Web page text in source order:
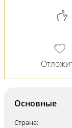
Основные
Страна: